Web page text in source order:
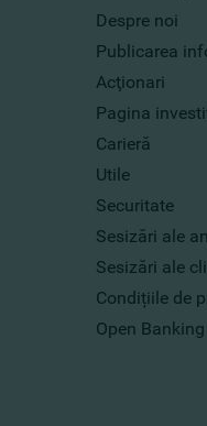
Despre noi
Publicarea
Acţionari
Pagina
Carieră
Utile
Securitate
Sesizări ale
Sesizări ale
Condițiile de
Open Banking